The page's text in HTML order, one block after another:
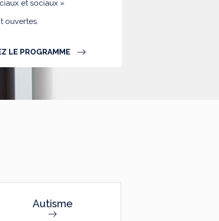
et sociaux »
ouvertes.
LE PROGRAMME
Autisme